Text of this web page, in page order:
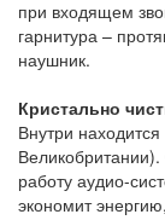
при входящем
гарнитура –
наушник.
Кристально
Внутри
работу аудио-
экономит